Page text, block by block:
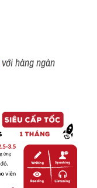
với hàng ngàn